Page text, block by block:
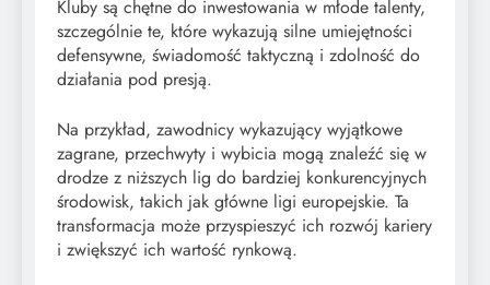
Kluby są chętne do inwestowania w młode talenty,
szczególnie te, które wykazują silne umiejętności
defensywne, świadomość taktyczną i zdolność do
działania pod presją.
Na przykład, zawodnicy wykazujący wyjątkowe
zagrane, przechwyty i wybicia mogą znaleźć się w
drodze z niższych lig do bardziej konkurencyjnych
środowisk, takich jak główne ligi europejskie. Ta
transformacja może przyspieszyć ich rozwój kariery
i zwiększyć ich wartość rynkową.